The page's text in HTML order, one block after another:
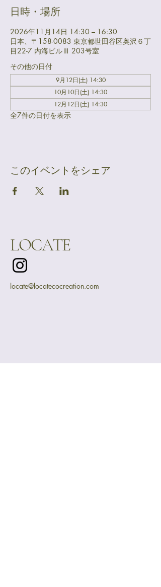
日時・場所
2026年11月14日 14:30 – 16:30
日本、〒158-0083 東京都世田谷区奥沢６丁
目22-7 内海ビルⅢ 203号室
その他の日付
9月12日(土) 14:30
10月10日(土) 14:30
12月12日(土) 14:30
全7件の日付を表示
このイベントをシェア
LOCATE
locate@locatecocreation.com